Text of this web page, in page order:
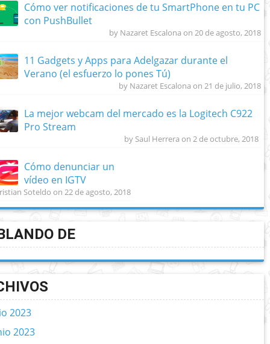
Cómo ver notificaciones de tu SmartPhone en tu PC
con PushBullet
by Nazaret Escalona on 20 de agosto, 2018
11 Gadgets y Apps para Adelgazar durante el
Verano (el esfuerzo lo pones Tú)
by Nazaret Escalona on 21 de julio, 2018
La mejor webcam del mercado es la Logitech C922
Pro Stream
by Saul Herrera on 2 de octubre, 2018
Cómo denunciar un
vídeo en IGTV
Soteldo on 22 de agosto, 2018
DE
2023
2023